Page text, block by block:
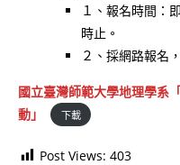
１、報名時間：
時止。
２、採網路報名
國立臺灣師範大學地理學系
動」
下載
Post Views: 403